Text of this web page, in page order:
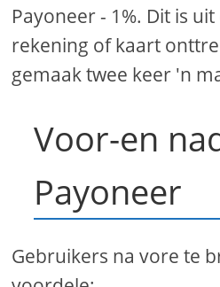
Payoneer - 1%. Dit is
rekening of kaart
gemaak twee keer 'n
Voor-en
Payoneer
Gebruikers na vore te